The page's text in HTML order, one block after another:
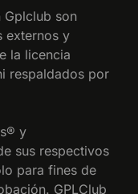
Gplclub son
externos y
la licencia
respaldados por
y
sus respectivos
para fines de
GPLClub